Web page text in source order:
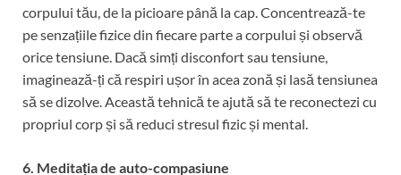
corpului tău, de la picioare până la cap. Concentrează-te
pe senzațiile fizice din fiecare parte a corpului și observă
orice tensiune. Dacă simți disconfort sau tensiune,
imaginează-ți că respiri ușor în acea zonă și lasă tensiunea
să se dizolve. Această tehnică te ajută să te reconectezi cu
propriul corp și să reduci stresul fizic și mental.
6. Meditația de auto-compasiune